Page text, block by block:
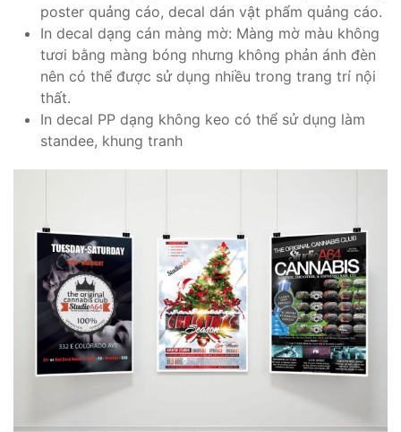
poster quảng cáo, decal dán vật phẩm quảng cáo.
In decal dạng cán màng mờ: Màng mờ màu không
tươi bằng màng bóng nhưng không phản ánh đèn
nên có thể được sử dụng nhiều trong trang trí nội
thất.
In decal PP dạng không keo có thể sử dụng làm
standee, khung tranh